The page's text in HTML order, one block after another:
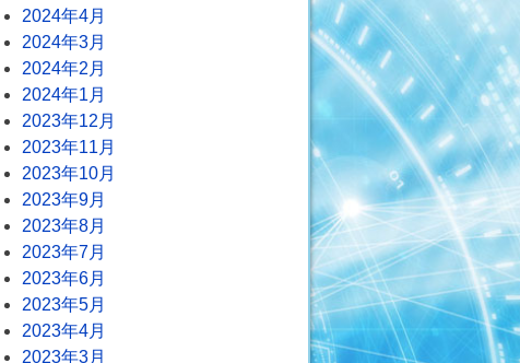
2024年4月
2024年3月
2024年2月
2024年1月
2023年12月
2023年11月
2023年10月
2023年9月
2023年8月
2023年7月
2023年6月
2023年5月
2023年4月
2023年3月